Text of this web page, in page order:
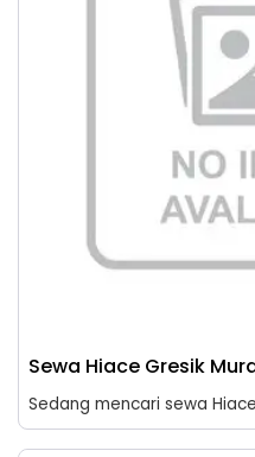
Sewa Hiace Gresik
Sedang mencari sewa